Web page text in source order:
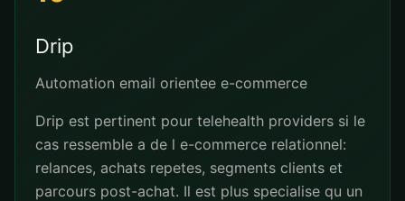
Drip
Automation email orientee e-commerce
Drip est pertinent pour telehealth providers si le
cas ressemble a de l e-commerce relationnel:
relances, achats repetes, segments clients et
parcours post-achat. Il est plus specialise qu un